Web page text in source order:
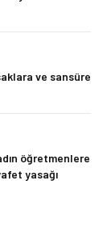
ve sansüre
öğretmenlere
yasağı